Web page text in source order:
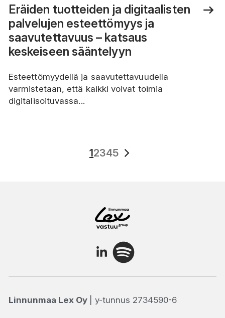
Eräiden tuotteiden ja digitaalisten
palvelujen esteettömyys ja
saavutettavuus – katsaus
keskeiseen sääntelyyn
Esteettömyydellä ja saavutettavuudella
varmistetaan, että kaikki voivat toimia
digitalisoituvassa...
12345
Linnunmaa Lex Oy | y-tunnus 2734590-6